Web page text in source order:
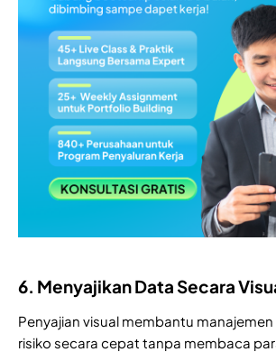
6. Menyajikan Data Secara
Penyajian visual membantu
risiko secara cepat tanpa membaca